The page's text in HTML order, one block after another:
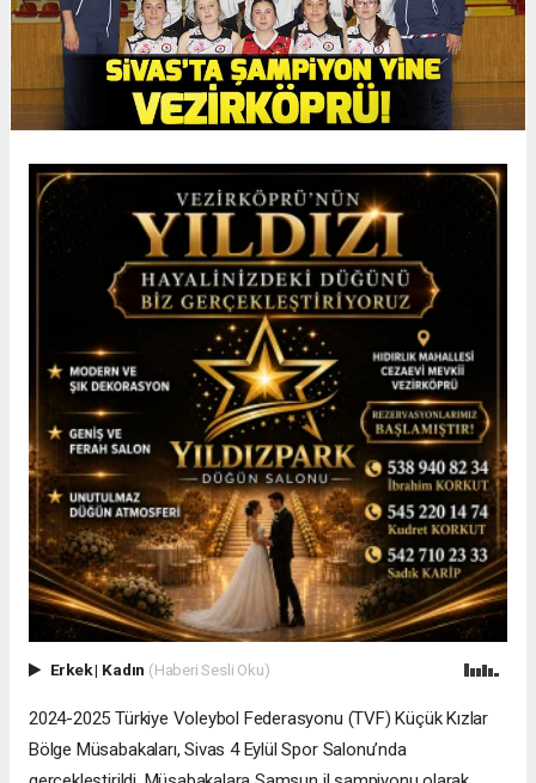
Erkek| Kadın (Haberi Sesli Oku)
2024-2025 Türkiye Voleybol Federasyonu (TVF) Küçük Kızlar
Bölge Müsabakaları, Sivas 4 Eylül Spor Salonu’nda